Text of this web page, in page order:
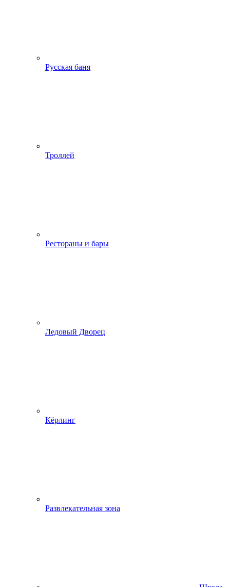
Русская баня
Троллей
Рестораны и бары
Ледовый Дворец
Кёрлинг
Развлекательная зона